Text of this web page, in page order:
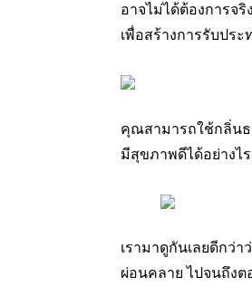
อาจไม่ได้ต้องการจ
เพื่อสร้างการรับปร
คุณสามารถใช้กลิ่นธ
มีสุขภาพดีได้อย่างไ
เรามาดูกันเลยดีกว่า
ผ่อนคลาย ไปจนถึง